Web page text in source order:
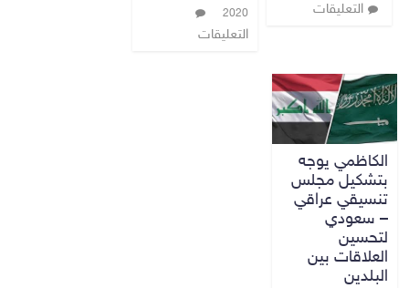
التعليقات
2020
التعليقات
الكاظمي يوجه
بتشكيل مجلس
تنسيقي عراقي
– سعودي
لتحسين
العلاقات بين
البلدين